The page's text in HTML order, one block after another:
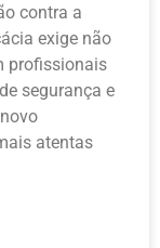
contra a
exige não
profissionais
segurança e
atentas